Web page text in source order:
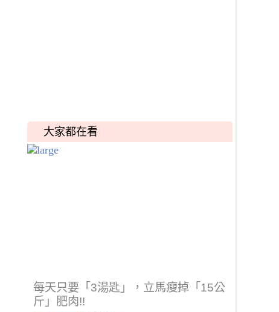
大家都在看
每天只要「3湯匙」，立馬瘦掉「15公
斤」肥肉!!